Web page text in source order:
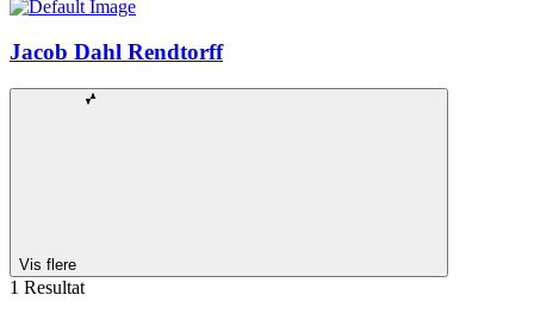
Jacob Dahl Rendtorff
Vis flere
1 Resultat